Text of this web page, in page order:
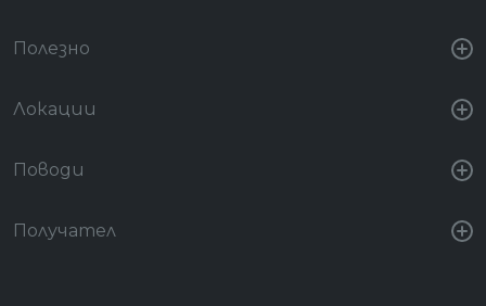
Полезно
Локации
Поводи
Получател